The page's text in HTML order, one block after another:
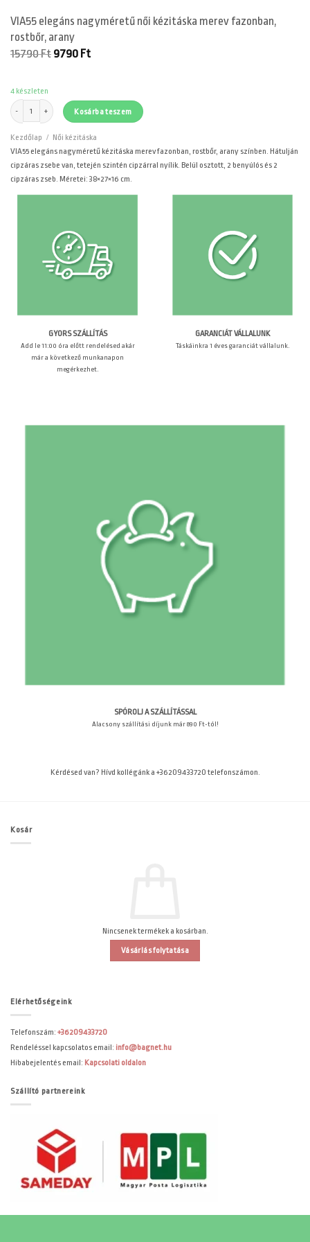
VIA55 elegáns nagyméretű női kézitáska merev fazonban,
rostbőr, arany
15790Ft Original
9790 FtCurrent
4 készleten
VIA55 elegáns nagyméretű női kézitáska merev fazonban, rostbőr, arany mennyiség
Kosárba teszem
Kezdőlap / Női kézitáska
VIA55 elegáns nagyméretű kézitáska merev fazonban, rostbőr, arany színben. Hátulján
cipzáras zsebe van, tetején szintén cipzárral nyílik. Belül osztott, 2 benyúlós és 2
cipzáras zseb. Méretei: 38×27×16 cm.
GYORS SZÁLLÍTÁS
Add le 11:00 óra előtt rendelésed akár
már a következő munkanapon
megérkezhet.
GARANCIÁT VÁLLALUNK
Táskáinkra 1 éves garanciát vállalunk.
SPÓROLJ A SZÁLLÍTÁSSAL
Alacsony szállítási díjunk már 890 Ft-tól!
Kérdésed van? Hívd kollégánk a +36209433720 telefonszámon.
Kosár
Nincsenek termékek a kosárban.
Vásárlás folytatása
Elérhetőségeink
Telefonszám: +36209433720
Rendeléssel kapcsolatos email: info@bagnet.hu
Hibabejelentés email: Kapcsolati oldalon
Szállító partnereink